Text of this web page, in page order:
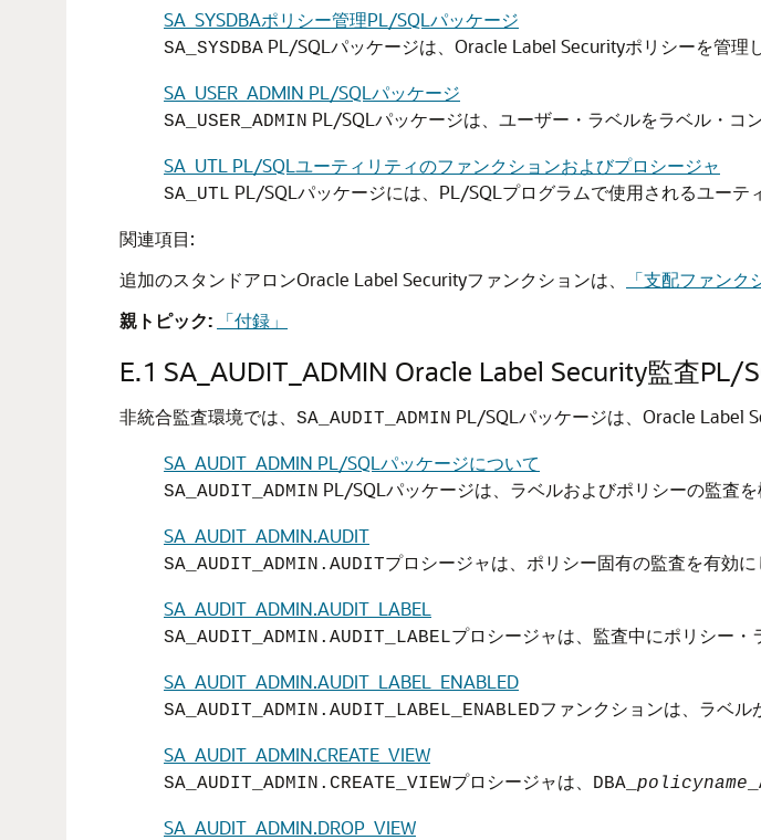
SA_SYSDBAポリシー管理PL/SQLパッケージ
SA_SYSDBA PL/SQLパッケージは、Oracle Label Securityポリシーを管理し
SA_USER_ADMIN PL/SQLパッケージ
SA_USER_ADMIN PL/SQLパッケージは、ユーザー・ラベルをラベル・コ
SA_UTL PL/SQLユーティリティのファンクションおよびプロシージャ
SA_UTL PL/SQLパッケージには、PL/SQLプログラムで使用されるユーテ
関連項目:
追加のスタンドアロンOracle Label Securityファンクションは、
「支配ファンク
親トピック:
「付録」
E.1 SA_AUDIT_ADMIN Oracle Label Security監査PL/
非統合監査環境では、 SA_AUDIT_ADMIN PL/SQLパッケージは、Oracle Label
SA_AUDIT_ADMIN PL/SQLパッケージについて
SA_AUDIT_ADMIN PL/SQLパッケージは、ラベルおよびポリシーの監査
SA_AUDIT_ADMIN.AUDIT
SA_AUDIT_ADMIN.AUDITプロシージャは、ポリシー固有の監査を有効に
SA_AUDIT_ADMIN.AUDIT_LABEL
SA_AUDIT_ADMIN.AUDIT_LABELプロシージャは、監査中にポリシー・
SA_AUDIT_ADMIN.AUDIT_LABEL_ENABLED
SA_AUDIT_ADMIN.AUDIT_LABEL_ENABLEDファンクションは、ラベル
SA_AUDIT_ADMIN.CREATE_VIEW
SA_AUDIT_ADMIN.CREATE_VIEWプロシージャは、 DBA_ policyname
SA_AUDIT_ADMIN.DROP_VIEW